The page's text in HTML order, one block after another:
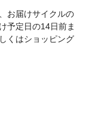
お届けサイクルの
予定日の14日前ま
くはショッピング